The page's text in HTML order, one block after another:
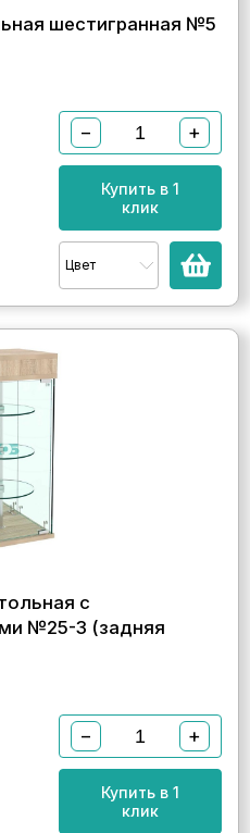
шестигранная №5
− +
Купить в 1
клик
Цвет
с
№25-3 (задняя
− +
Купить в 1
клик